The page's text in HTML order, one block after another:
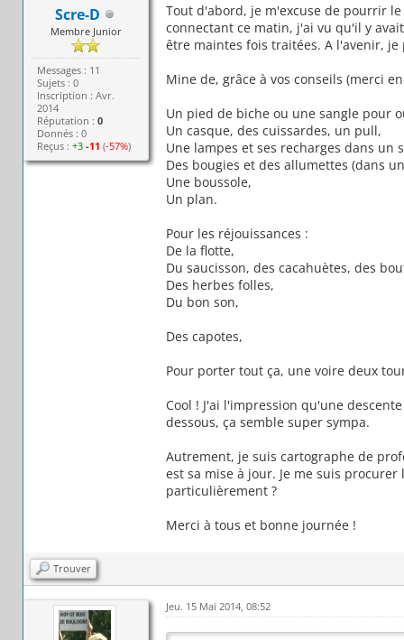
Scre-D
Membre Junior
Messages : 11
Sujets : 0
Inscription : Avr.
2014
Réputation :0
Donnés : 0
Reçus :+3 -11 (-57%)
Tout d'abord, je m'excuse de pourrir
connectant ce matin, j'ai vu qu'il y
être maintes fois traitées. A l'avenir,
Mine de, grâce à vos conseils (merci
Un pied de biche ou une sangle pour
Un casque, des cuissardes, un pull,
Une lampes et ses recharges dans un
Des bougies et des allumettes (dans
Une boussole,
Un plan.
Pour les réjouissances :
De la flotte,
Du saucisson, des cacahuètes, des
Des herbes folles,
Du bon son,
Des capotes,
Pour porter tout ça, une voire deux
Cool ! J'ai l'impression qu'une
dessous, ça semble super sympa.
Autrement, je suis cartographe de
est sa mise à jour. Je me suis
particulièrement ?
Merci à tous et bonne journée !
Trouver
Jeu. 15 Mai 2014, 08:52